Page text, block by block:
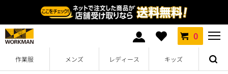
0
作業服 メンズ レディース キッズ